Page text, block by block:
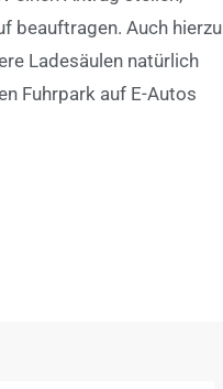
beauftragen. Auch hierzu
Ladesäulen natürlich
Fuhrpark auf E-Autos